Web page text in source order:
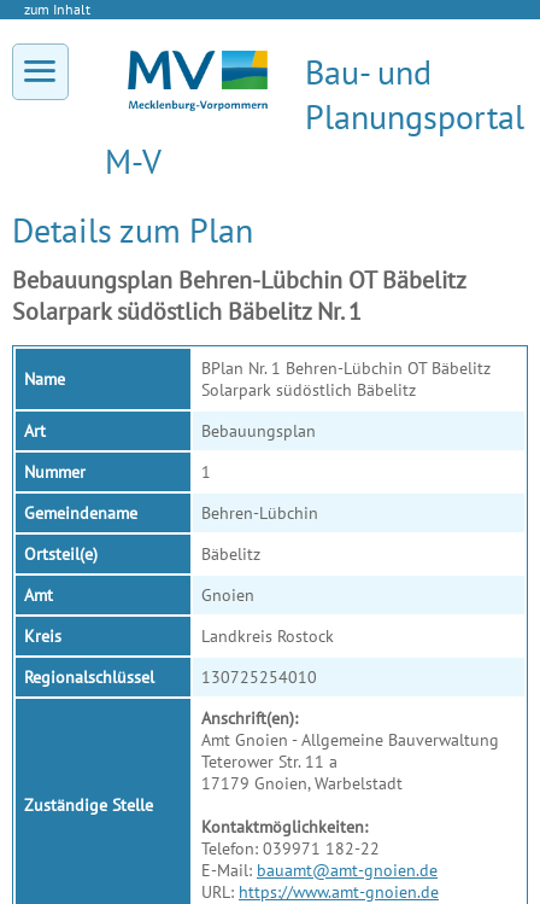
zum Inhalt
Bau- und
Planungsportal
M-V
Details zum Plan
Bebauungsplan Behren-Lübchin OT Bäbelitz
Solarpark südöstlich Bäbelitz Nr. 1
Name
BPlan Nr. 1 Behren-Lübchin OT Bäbelitz
Solarpark südöstlich Bäbelitz
Art
Bebauungsplan
Nummer
1
Gemeindename
Behren-Lübchin
Ortsteil(e)
Bäbelitz
Amt
Gnoien
Kreis
Landkreis Rostock
Regionalschlüssel
130725254010
Zuständige Stelle
Anschrift(en):
Amt Gnoien - Allgemeine Bauverwaltung
Teterower Str. 11 a
17179 Gnoien, Warbelstadt
Kontaktmöglichkeiten:
Telefon: 039971 182-22
E-Mail: bauamt@amt-gnoien.de
URL: https://www.amt-gnoien.de